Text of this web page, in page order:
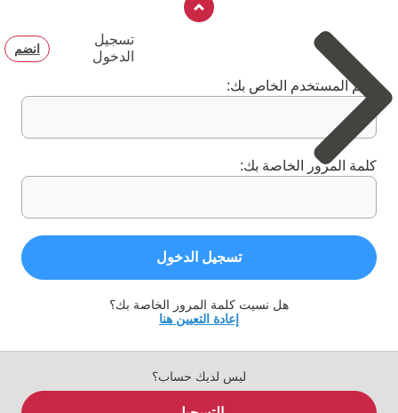
تسجيل
الدخول
انضم
اسم المستخدم الخاص بك:
كلمة المرور الخاصة بك:
تسجيل الدخول
هل نسيت كلمة المرور الخاصة بك؟
إعادة التعيين هنا
ليس لديك حساب؟